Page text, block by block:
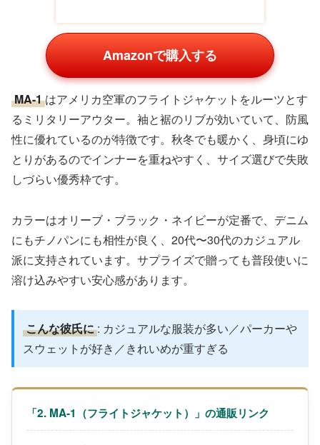
Amazonで購入する
MA-1 はアメリカ空軍のフライトジャケットをルーツとす
るミリタリーアウター。袖と裾のリブが効いていて、防風
性に優れているのが特徴です。秋冬でも暖かく、身頃にゆ
とりがあるのでインナーを重ねやすく、サイズ選びで失敗
しづらい優秀枠です。
カラーはオリーブ・ブラック・ネイビーが定番で、デニム
にもチノパンにも相性が良く、20代〜30代のカジュアル
派に支持されています。サプライズで贈っても普段使いに
溶け込みやすい安心感があります。
こんな彼氏に : カジュアルな服装が多い／パーカーや
スウェットが好き／きれいめが重すぎる
「2. MA-1（フライトジャケット）」の通販リンク